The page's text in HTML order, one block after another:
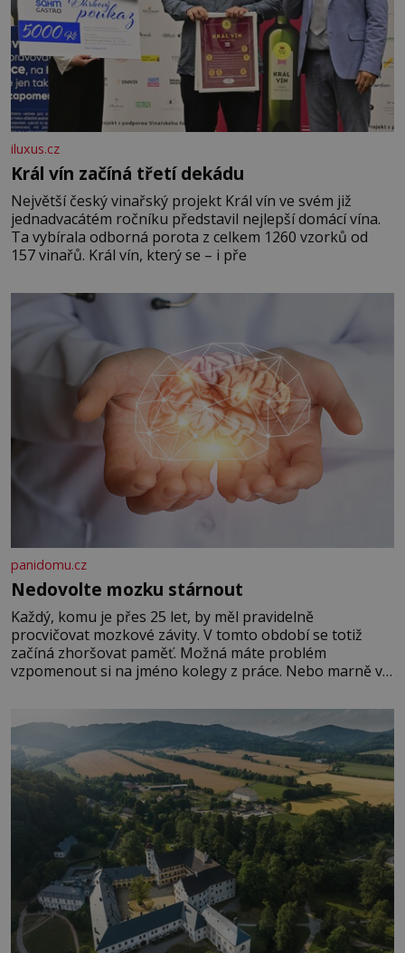
iluxus.cz
Král vín začíná třetí dekádu
Největší český vinařský projekt Král vín ve svém již
jednadvacátém ročníku představil nejlepší domácí vína.
Ta vybírala odborná porota z celkem 1260 vzorků od
157 vinařů. Král vín, který se – i pře
panidomu.cz
Nedovolte mozku stárnout
Každý, komu je přes 25 let, by měl pravidelně
procvičovat mozkové závity. V tomto období se totiž
začíná zhoršovat paměť. Možná máte problém
vzpomenout si na jméno kolegy z práce. Nebo marně v
Je to opravdu tak, s věkem jako kdyby se paměť
rozhodla stávkovat. Cvičte